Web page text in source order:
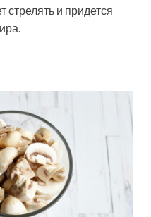
стрелять и придется